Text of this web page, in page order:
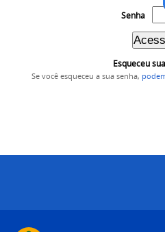
Senha
Esqueceu
Se você esqueceu a sua senha,